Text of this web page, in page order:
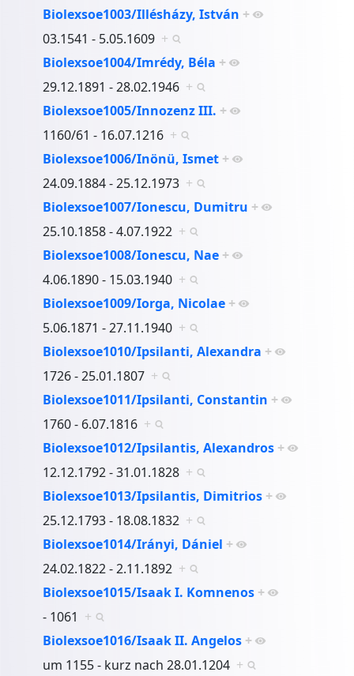
Biolexsoe1003/Illésházy, István +
03.1541 - 5.05.1609 +
Biolexsoe1004/Imrédy, Béla +
29.12.1891 - 28.02.1946 +
Biolexsoe1005/Innozenz III. +
1160/61 - 16.07.1216 +
Biolexsoe1006/Inönü, Ismet +
24.09.1884 - 25.12.1973 +
Biolexsoe1007/Ionescu, Dumitru +
25.10.1858 - 4.07.1922 +
Biolexsoe1008/Ionescu, Nae +
4.06.1890 - 15.03.1940 +
Biolexsoe1009/Iorga, Nicolae +
5.06.1871 - 27.11.1940 +
Biolexsoe1010/Ipsilanti, Alexandra +
1726 - 25.01.1807 +
Biolexsoe1011/Ipsilanti, Constantin +
1760 - 6.07.1816 +
Biolexsoe1012/Ipsilantis, Alexandros +
12.12.1792 - 31.01.1828 +
Biolexsoe1013/Ipsilantis, Dimitrios +
25.12.1793 - 18.08.1832 +
Biolexsoe1014/Irányi, Dániel +
24.02.1822 - 2.11.1892 +
Biolexsoe1015/Isaak I. Komnenos +
- 1061 +
Biolexsoe1016/Isaak II. Angelos +
um 1155 - kurz nach 28.01.1204 +